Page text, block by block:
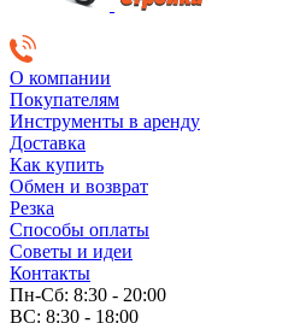
О компании
Покупателям
Инструменты в аренду
Доставка
Как купить
Обмен и возврат
Резка
Способы оплаты
Советы и идеи
Контакты
Пн-Сб: 8:30 - 20:00
ВС: 8:30 - 18:00